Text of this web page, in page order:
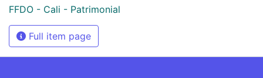
FFDO - Cali - Patrimonial
Full item page